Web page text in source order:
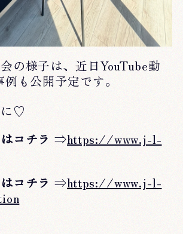
の様子は、近日YouTube動
も公開予定です。
に♡
コチラ ⇒https://www.j-l-
コチラ ⇒https://www.j-l-